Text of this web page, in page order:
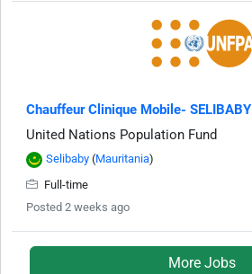
Chauffeur Clinique Mobile- SELIBABY
United Nations Population Fund
Selibaby (Mauritania)
Full-time
Posted 2 weeks ago
More Jobs